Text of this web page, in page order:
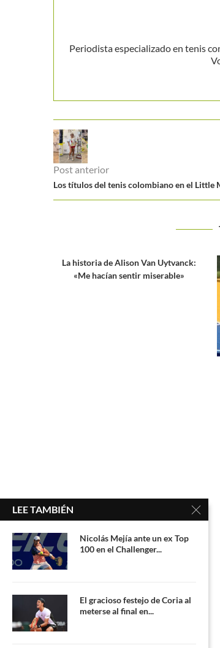
Periodista especializado en tenis
Post anterior
Los títulos del tenis colombiano en el Little
LEE TAMBIÉN
Nicolás Mejía ante un ex Top
100 en el Challenger...
El gracioso festejo de Coria al
meterse al final en...